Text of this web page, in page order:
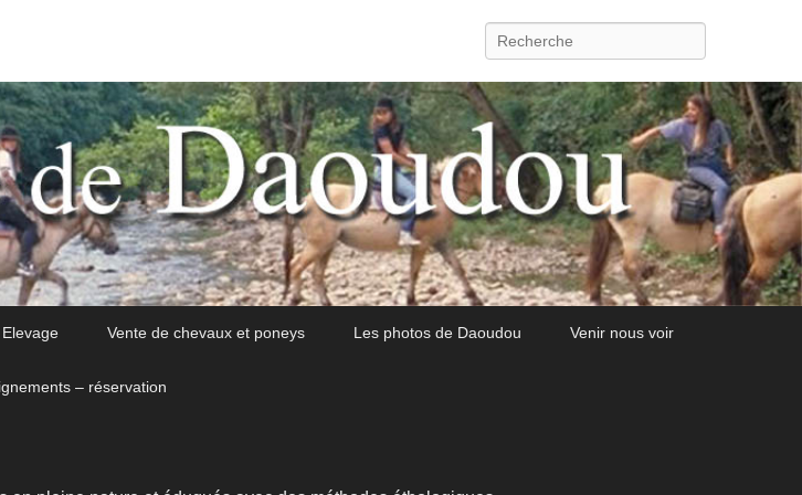
Recherche
Elevage Vente de chevaux et poneys Les photos de Daoudou Venir nous voir
– réservation